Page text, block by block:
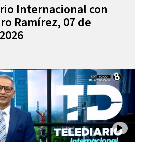
Internacional con
Ramírez, 07 de